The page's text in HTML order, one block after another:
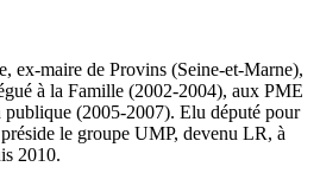
ex-maire de Provins (Seine-et-Marne),
à la Famille (2002-2004), aux PME
(2005-2007). Elu député pour
le groupe UMP, devenu LR, à
2010.